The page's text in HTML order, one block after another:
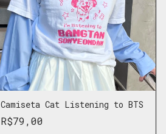
Camiseta Cat Listening to BTS
R$79,00